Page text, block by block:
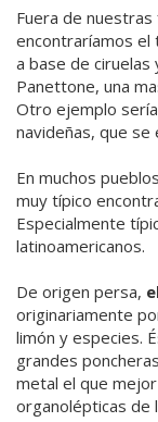
Fuera de
encontraríamos el
a base de ciruelas
Panettone, una
Otro ejemplo
navideñas, que se
En muchos
muy típico
Especialmente
latinoamericanos.
De origen persa,
originariamente
limón y especies.
grandes
metal el que
organolépticas de